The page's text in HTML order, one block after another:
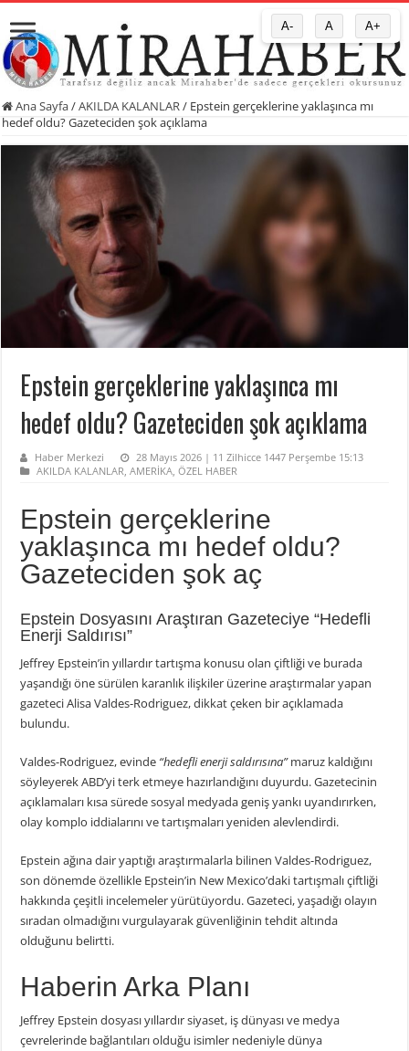
Ana Sayfa/AKILDA KALANLAR / Epstein gerçeklerine yaklaşınca mı
hedef oldu? Gazeteciden şok açıklama
Epstein gerçeklerine yaklaşınca mı
hedef oldu? Gazeteciden şok açıklama
Haber Merkezi
28 Mayıs 2026 | 11 Zilhicce 1447 Perşembe 15:13
AKILDA KALANLAR,AMERİKA,ÖZEL HABER
Epstein gerçeklerine
yaklaşınca mı hedef oldu?
Gazeteciden şok aç
Epstein Dosyasını Araştıran Gazeteciye “Hedefli
Enerji Saldırısı”
Jeffrey Epstein’in yıllardır tartışma konusu olan çiftliği ve burada
yaşandığı öne sürülen karanlık ilişkiler üzerine araştırmalar yapan
gazeteci Alisa Valdes-Rodriguez, dikkat çeken bir açıklamada
bulundu.
Valdes-Rodriguez, evinde “hedefli enerji saldırısına”maruz kaldığını
söyleyerek ABD’yi terk etmeye hazırlandığını duyurdu. Gazetecinin
açıklamaları kısa sürede sosyal medyada geniş yankı uyandırırken,
olay komplo iddialarını ve tartışmaları yeniden alevlendirdi.
Epstein ağına dair yaptığı araştırmalarla bilinen Valdes-Rodriguez,
son dönemde özellikle Epstein’in New Mexico’daki tartışmalı çiftliği
hakkında çeşitli incelemeler yürütüyordu. Gazeteci, yaşadığı olayın
sıradan olmadığını vurgulayarak güvenliğinin tehdit altında
olduğunu belirtti.
Haberin Arka Planı
Jeffrey Epstein dosyası yıllardır siyaset, iş dünyası ve medya
çevrelerinde bağlantıları olduğu isimler nedeniyle dünya
A- A A+